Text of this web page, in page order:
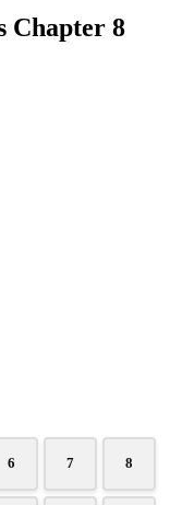
Chapter 8
6 7 8